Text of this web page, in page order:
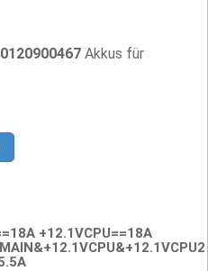
Akkus für
+12.1VCPU==18A